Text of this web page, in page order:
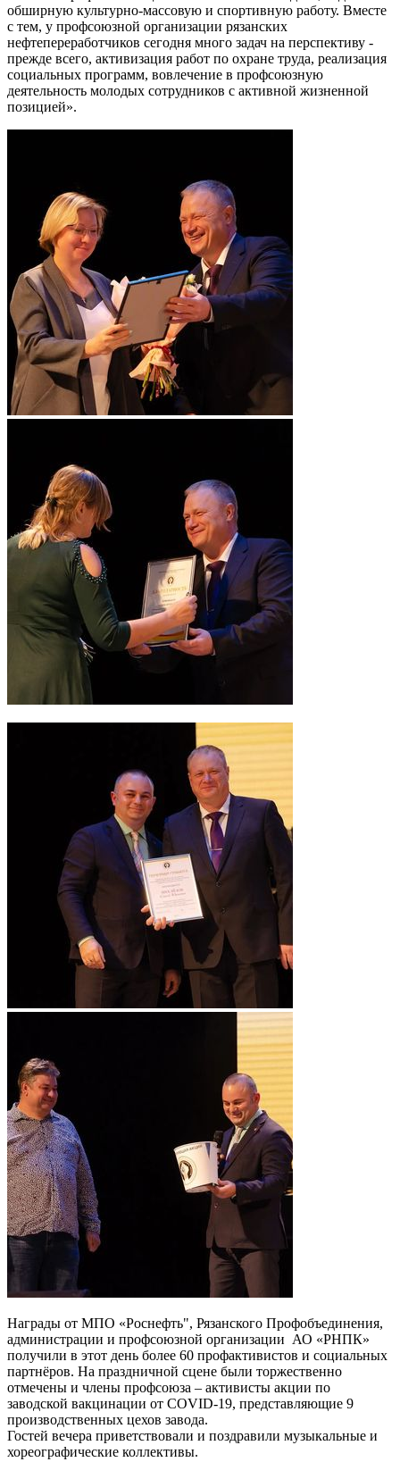
обширную культурно-массовую и спортивную работу. Вместе
с тем, у профсоюзной организации рязанских
нефтепереработчиков сегодня много задач на перспективу -
прежде всего, активизация работ по охране труда, реализация
социальных программ, вовлечение в профсоюзную
деятельность молодых сотрудников с активной жизненной
позицией».
Награды от МПО «Роснефть", Рязанского Профобъединения,
администрации и профсоюзной организации АО «РНПК»
получили в этот день более 60 профактивистов и социальных
партнёров. На праздничной сцене были торжественно
отмечены и члены профсоюза – активисты акции по
заводской вакцинации от COVID-19, представляющие 9
производственных цехов завода.
Гостей вечера приветствовали и поздравили музыкальные и
хореографические коллективы.